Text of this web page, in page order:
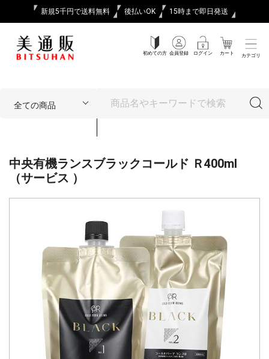
新規5千円で送料無料 後払いOK 15時まで即日発送
初めての方 会員登録 ログイン カート カテゴリ
中央有機ランスブラックコールド Ｒ400ml
（サービス ）